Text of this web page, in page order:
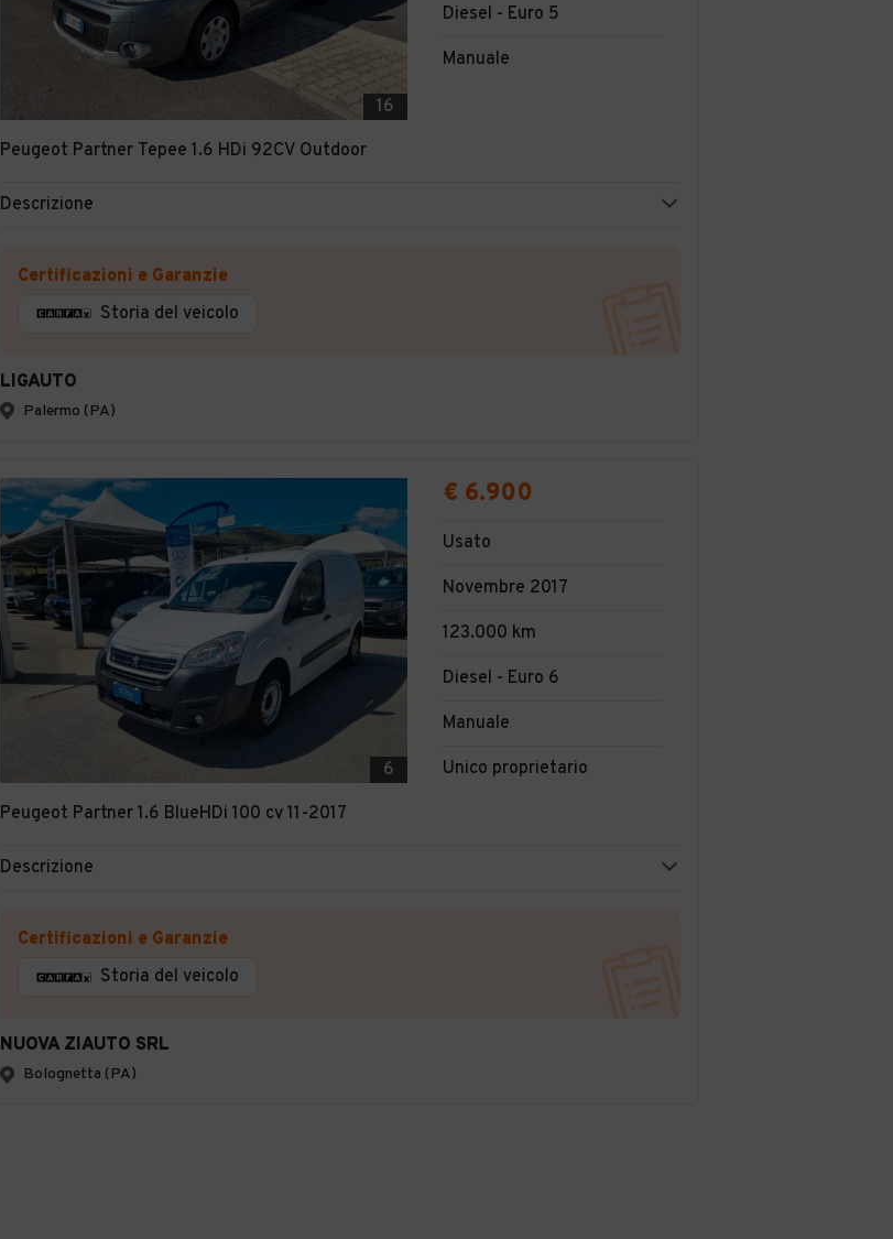
16
Peugeot Partner Tepee 1.6 HDi 92CV Outdoor
Diesel - Euro 5
Manuale
Descrizione
Certificazioni e Garanzie
Storia del veicolo
LIGAUTO
Palermo (PA)
6
Peugeot Partner 1.6 BlueHDi 100 cv 11-2017
€ 6.900
Usato
Novembre 2017
123.000 km
Diesel - Euro 6
Manuale
Unico proprietario
Descrizione
Certificazioni e Garanzie
Storia del veicolo
NUOVA ZIAUTO SRL
Bolognetta (PA)